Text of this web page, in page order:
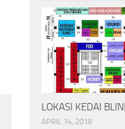
LOKASI KEDAI
APRIL 14, 2018